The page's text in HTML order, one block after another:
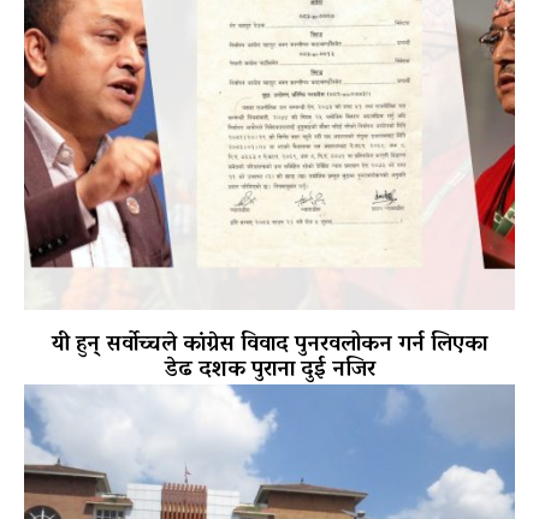
यी हुन् सर्वोच्चले कांग्रेस विवाद पुनरवलोकन गर्न लिएका
डेढ दशक पुराना दुई नजिर